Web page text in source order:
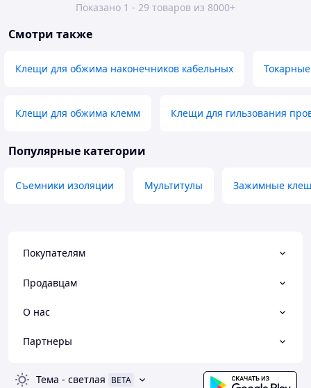
Показано 1 - 29 товаров из 8000+
Смотри также
Клещи для обжима наконечников кабельных
Клещи для обжима клемм Клещи для гильзования
Популярные категории
Съемники изоляции Мультитулы Зажимные
Покупателям
Продавцам
О нас
Партнеры
Тема - светлая BETA